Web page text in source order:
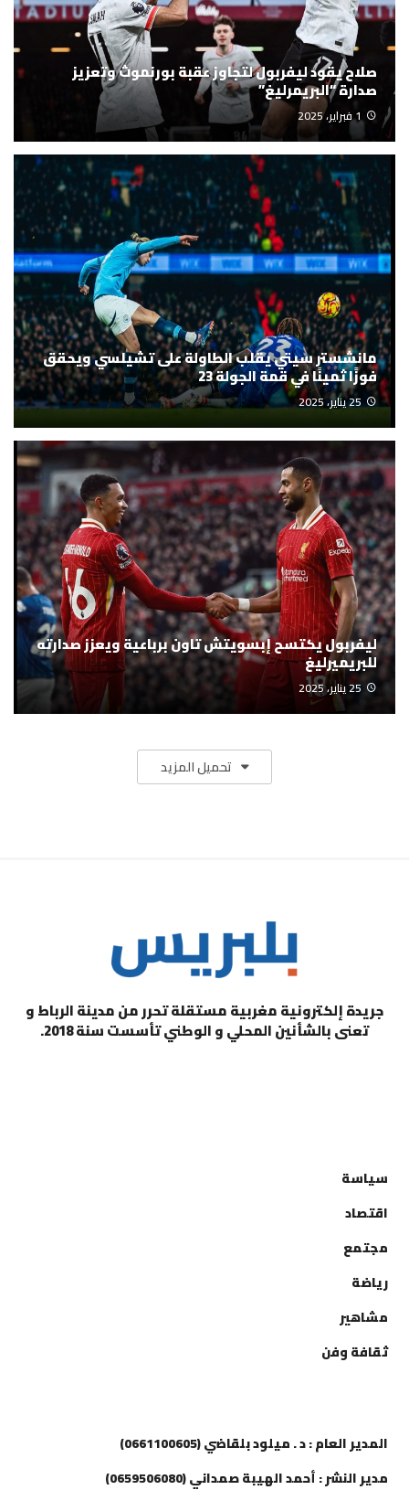
صلاح يقود ليفربول لتجاوز عقبة بورنموث وتعزيز
صدارة “البريمرليغ”
1 فبراير، 2025
مانشستر سيتي يقلب الطاولة على تشيلسي ويحقق
فوزًا ثمينًا في قمة الجولة 23
25 يناير، 2025
ليفربول يكتسح إبسويتش تاون برباعية ويعزز صدارته
للبريميرليغ
25 يناير، 2025
تحميل المزيد
جريدة إلكترونية مغربية مستقلة تحرر من مدينة الرباط و
تعنى بالشأنين المحلي و الوطني تأسست سنة 2018.
سياسة
اقتصاد
مجتمع
رياضة
مشاهير
ثقافة وفن
المدير العام : د . ميلود بلقاضي (0661100605)
مدير النشر : أحمد الهيبة صمداني (0659506080)